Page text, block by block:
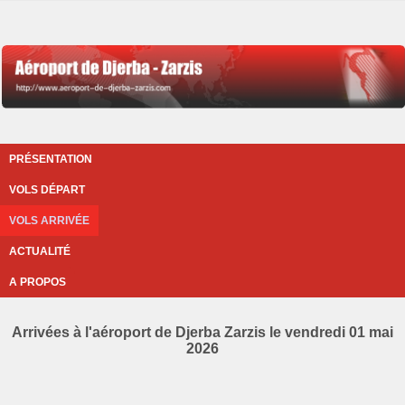
PRÉSENTATION
VOLS DÉPART
VOLS ARRIVÉE
ACTUALITÉ
A PROPOS
Arrivées à l'aéroport de Djerba Zarzis le vendredi 01 mai
2026